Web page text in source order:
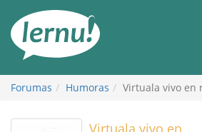
turinį
Forumas Humoras Virtuala vivo en
Virtuala vivo en